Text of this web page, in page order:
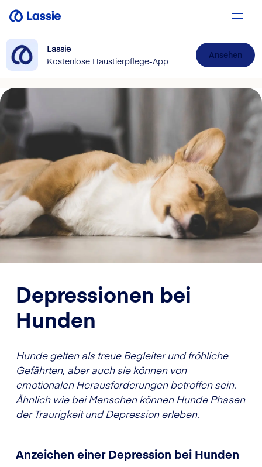
Lassie
Kostenlose Haustierpflege-App
Ansehen
Depressionen bei
Hunden
Hunde gelten als treue Begleiter und fröhliche
Gefährten, aber auch sie können von
emotionalen Herausforderungen betroffen sein.
Ähnlich wie bei Menschen können Hunde Phasen
der Traurigkeit und Depression erleben.
Anzeichen einer Depression bei Hunden